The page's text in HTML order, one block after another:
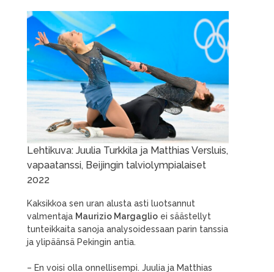
Lehtikuva: Juulia Turkkila ja Matthias Versluis,
vapaatanssi, Beijingin talviolympialaiset
2022
Kaksikkoa sen uran alusta asti luotsannut
valmentaja Maurizio Margaglio ei säästellyt
tunteikkaita sanoja analysoidessaan parin tanssia
ja ylipäänsä Pekingin antia.
– En voisi olla onnellisempi. Juulia ja Matthias